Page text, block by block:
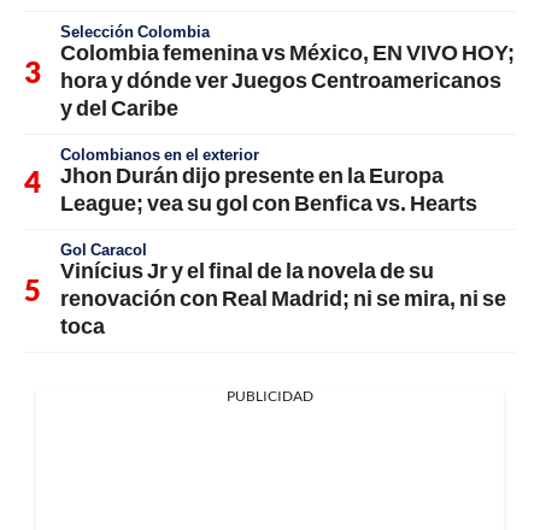
Selección Colombia
Colombia femenina vs México, EN VIVO HOY;
hora y dónde ver Juegos Centroamericanos
y del Caribe
Colombianos en el exterior
Jhon Durán dijo presente en la Europa
League; vea su gol con Benfica vs. Hearts
Gol Caracol
Vinícius Jr y el final de la novela de su
renovación con Real Madrid; ni se mira, ni se
toca
PUBLICIDAD